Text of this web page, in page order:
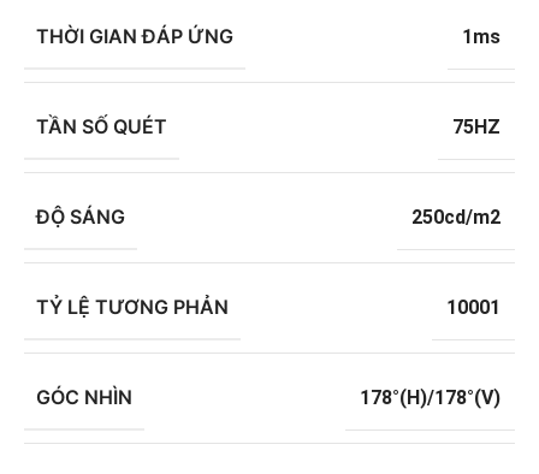
THỜI GIAN ĐÁP ỨNG 1ms
TẦN SỐ QUÉT 75HZ
ĐỘ SÁNG 250cd/m2
TỶ LỆ TƯƠNG PHẢN 10001
GÓC NHÌN 178°(H)/178°(V)